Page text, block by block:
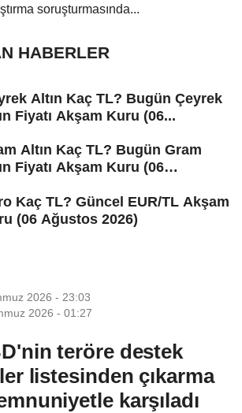
soruşturmasında...
HABERLER
Altın Kaç TL? Bugün Çeyrek
Fiyatı Akşam Kuru (06...
Altın Kaç TL? Bugün Gram
Fiyatı Akşam Kuru (06
Kaç TL? Güncel EUR/TL Akşam
(06 Ağustos 2026)
2026 - 23:03
2026 - 01:27
teröre destek
listesinden çıkarma
karşıladı